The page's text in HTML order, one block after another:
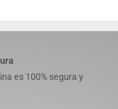
es 100% segura y